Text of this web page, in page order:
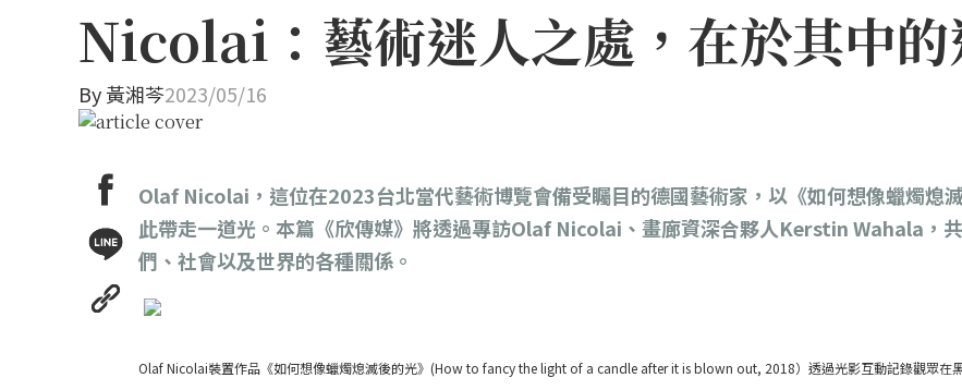
Nicolai：藝術迷人之處，在於其中的
By黃湘芩2023/05/16
Olaf Nicolai，這位在2023台北當代藝術博覽會備受矚目的德國藝術家，以《如何想像蠟燭熄
此帶走一道光。本篇《欣傳媒》將透過專訪Olaf Nicolai、畫廊資深合夥人Kerstin Wahala，
們、社會以及世界的各種關係。
Olaf Nicolai裝置作品《如何想像蠟燭熄滅後的光》(How to fancy the light of a candle after it is blown out, 2018）透過光影互動記錄觀眾在